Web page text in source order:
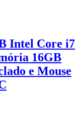
Intel Core i7
16GB
e Mouse